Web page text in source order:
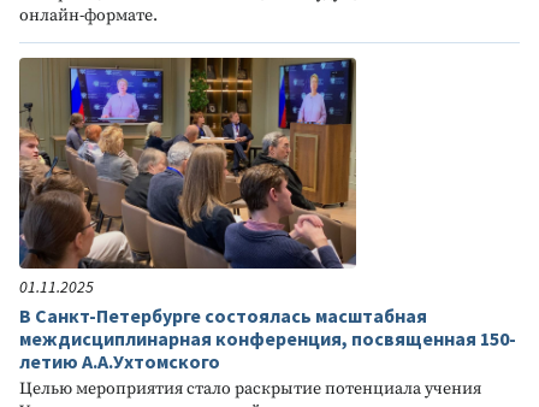
онлайн-формате.
01.11.2025
В Санкт-Петербурге состоялась масштабная
междисциплинарная конференция, посвященная 150-
летию А.А.Ухтомского
Целью мероприятия стало раскрытие потенциала учения